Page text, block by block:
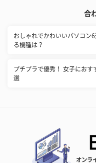
合
おしゃれでかわいいパソコン
る機種は？
プチプラで優秀！ 女子におす
選
オンラ